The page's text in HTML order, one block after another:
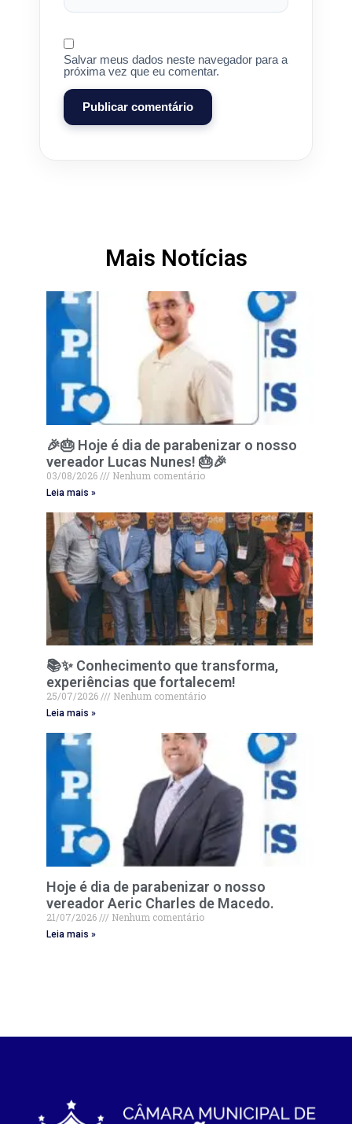
Salvar meus dados neste navegador para a
próxima vez que eu comentar.
Mais Notícias
🎉🎂 Hoje é dia de parabenizar o nosso
vereador Lucas Nunes! 🎂🎉
03/08/2026 Nenhum comentário
Leia mais »
📚✨ Conhecimento que transforma,
experiências que fortalecem!
25/07/2026 Nenhum comentário
Leia mais »
Hoje é dia de parabenizar o nosso
vereador Aeric Charles de Macedo.
21/07/2026 Nenhum comentário
Leia mais »